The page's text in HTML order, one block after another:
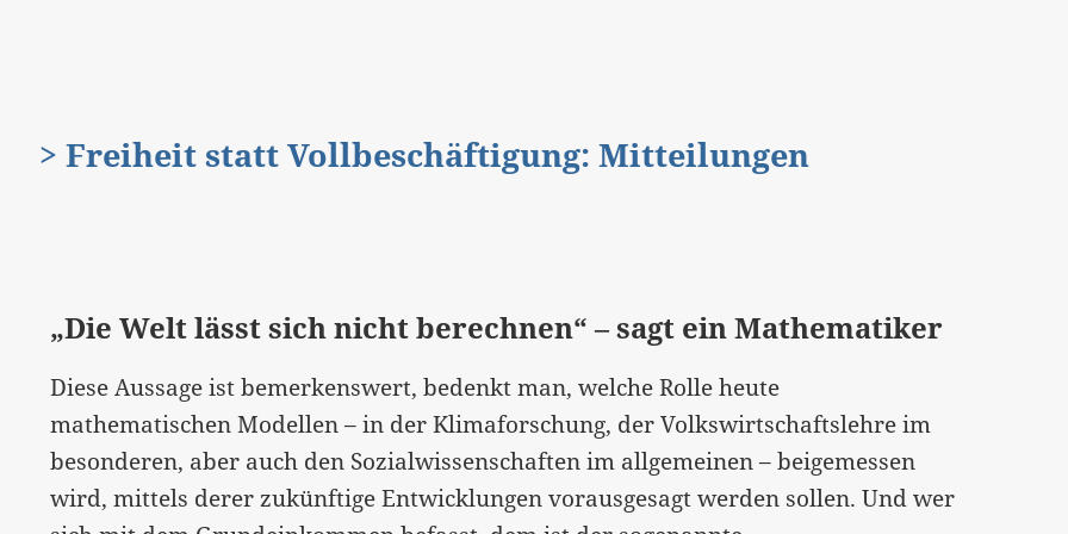
> Freiheit statt Vollbeschäftigung: Mitteilungen
„Die Welt lässt sich nicht berechnen“ – sagt ein Mathematiker
Diese Aussage ist bemerkenswert, bedenkt man, welche Rolle heute
mathematischen Modellen – in der Klimaforschung, der Volkswirtschaftslehre im
besonderen, aber auch den Sozialwissenschaften im allgemeinen – beigemessen
wird, mittels derer zukünftige Entwicklungen vorausgesagt werden sollen. Und wer